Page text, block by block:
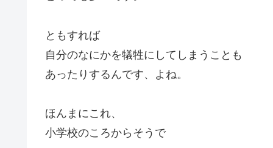
ともすれば
自分のなにかを犠牲にしてしまうことも
あったりするんです、よね。
ほんまにこれ、
小学校のころからそうで